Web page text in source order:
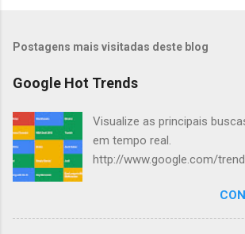
n
á
r
i
Postagens mais visitadas deste blog
Google Hot Trends
Visualize as principais
em tempo real.
http://www.google.com/